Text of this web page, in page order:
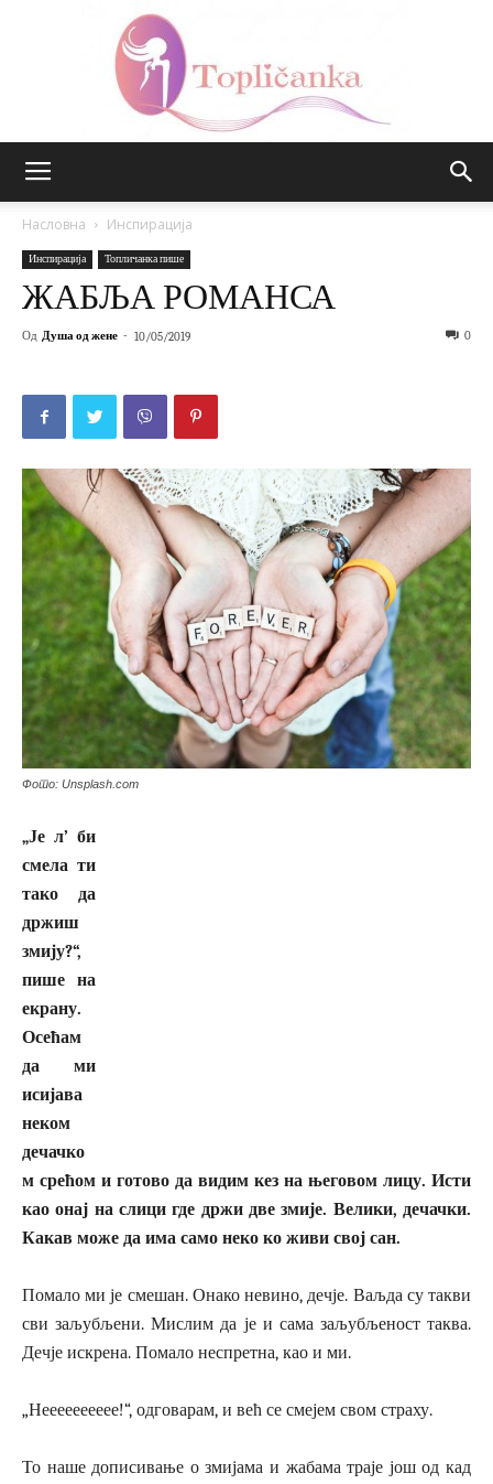
Насловна Инспирација
Инспирација Топличанка пише
ЖАБЉА РОМАНСА
Од Душа од жене - 10/05/2019 0
Фото: Unsplash.com
„Је л’ би
смела ти
тако да
држиш
змију?“,
пише на
екрану.
Осећам
да ми
исијава
неком
дечачко
м срећом и готово да видим кез на његовом лицу. Исти
као онај на слици где држи две змије. Велики, дечачки.
Какав може да има само неко ко живи свој сан.
Помало ми је смешан. Онако невино, дечје. Ваљда су такви
сви заљубљени. Мислим да је и сама заљубљеност таква.
Дечје искрена. Помало неспретна, као и ми.
„Нееееееееее!“, одговарам, и већ се смејем свом страху.
То наше дописивање о змијама и жабама траје још од кад